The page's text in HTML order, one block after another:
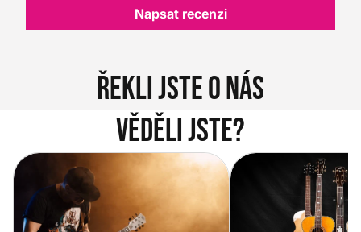
Napsat recenzi
Řekli jste o nás
Věděli jste?
Vítejte na novém e-shopu Music
City
Jak vybrat